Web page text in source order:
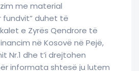
me material
fundvit” duhet të
e Zyrës Qendrore të
në Kosovë në Pejë,
Nr.1 dhe t’i drejtohen
informata shtesë ju lutem